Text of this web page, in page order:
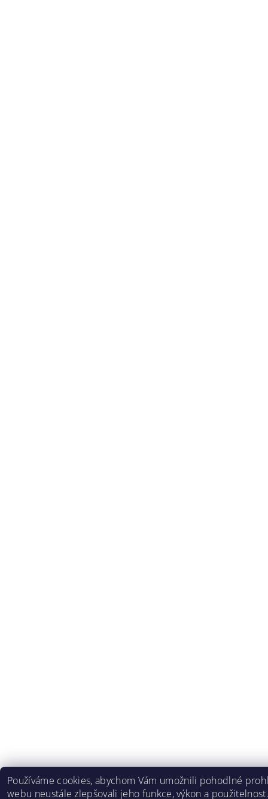
Používáme cookies, abychom Vám umožnili pohodlné
webu neustále zlepšovali jeho funkce, výkon a